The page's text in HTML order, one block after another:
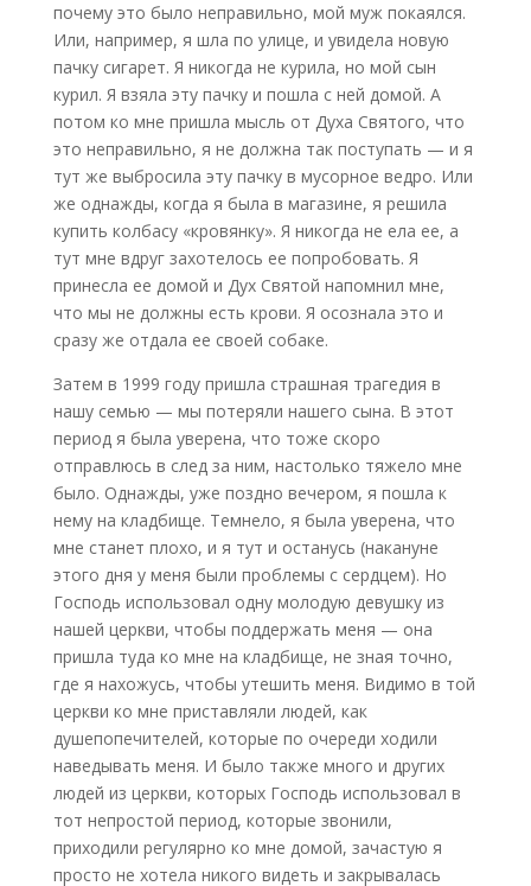
почему это было неправильно, мой муж покаялся.
Или, например, я шла по улице, и увидела новую
пачку сигарет. Я никогда не курила, но мой сын
курил. Я взяла эту пачку и пошла с ней домой. А
потом ко мне пришла мысль от Духа Святого, что
это неправильно, я не должна так поступать — и я
тут же выбросила эту пачку в мусорное ведро. Или
же однажды, когда я была в магазине, я решила
купить колбасу «кровянку». Я никогда не ела ее, а
тут мне вдруг захотелось ее попробовать. Я
принесла ее домой и Дух Святой напомнил мне,
что мы не должны есть крови. Я осознала это и
сразу же отдала ее своей собаке.
Затем в 1999 году пришла страшная трагедия в
нашу семью — мы потеряли нашего сына. В этот
период я была уверена, что тоже скоро
отправлюсь в след за ним, настолько тяжело мне
было. Однажды, уже поздно вечером, я пошла к
нему на кладбище. Темнело, я была уверена, что
мне станет плохо, и я тут и останусь (накануне
этого дня у меня были проблемы с сердцем). Но
Господь использовал одну молодую девушку из
нашей церкви, чтобы поддержать меня — она
пришла туда ко мне на кладбище, не зная точно,
где я нахожусь, чтобы утешить меня. Видимо в той
церкви ко мне приставляли людей, как
душепопечителей, которые по очереди ходили
наведывать меня. И было также много и других
людей из церкви, которых Господь использовал в
тот непростой период, которые звонили,
приходили регулярно ко мне домой, зачастую я
просто не хотела никого видеть и закрывалась